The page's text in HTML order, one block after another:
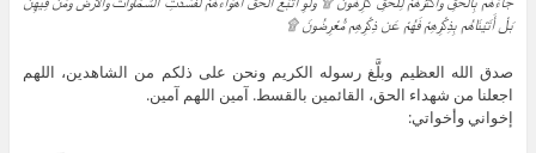
بَلْ أَتَيْنَاهُم بِذِكْرِهِمْ فَهُمْ عَن ذِكْرِهِم مُّعْرِضُونَ۩
صدق الله العظيم وبلَّغ رسوله الكريم ونحن على ذلكم من الشاهدين، اللهم
اجعلنا من شهداء الحق، القائمين بالقسط. آمين اللهم آمين.
إخواني وأخواتي: